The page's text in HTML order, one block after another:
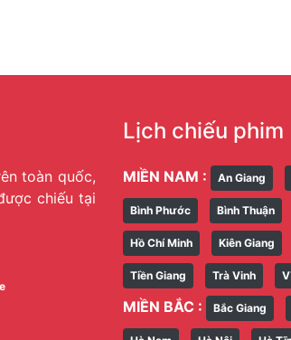
toàn quốc,
chiếu tại
Lịch chiếu phim
MIỀN NAM : An Giang
Bình Phước Bình Thuận
Hồ Chí Minh Kiên Giang
Tiền Giang Trà Vinh
MIỀN BẮC : Bắc Giang